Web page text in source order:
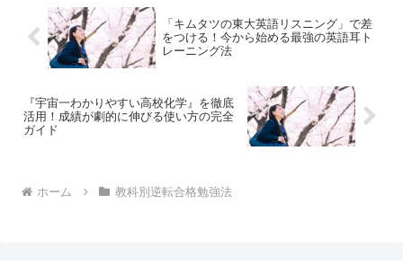
「キムタツの東大英語リスニング」で差
をつける！今から始める最強の英語耳ト
レーニング法
『宇宙一わかりやすい高校化学』を徹底
活用！成績が劇的に伸びる使い方の完全
ガイド
ホーム 教科別逆転合格勉強法